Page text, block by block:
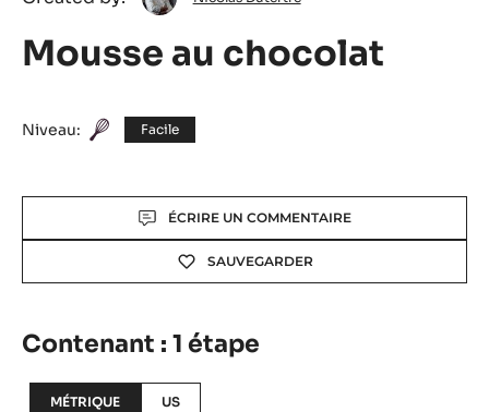
Dutertre
Mousse au chocolat
Niveau: Facile
ÉCRIRE UN COMMENTAIRE
SAUVEGARDER
Contenant : 1 étape
MÉTRIQUE US